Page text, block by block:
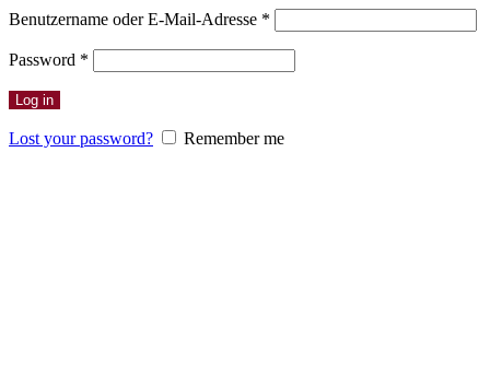
Benutzername oder E-Mail-Adresse *
Password *
Log in
Lost your password? Remember me